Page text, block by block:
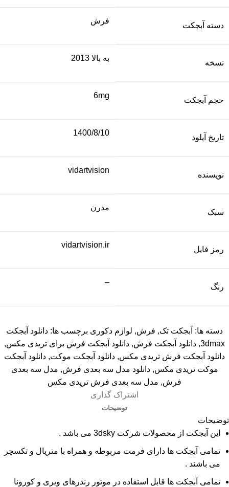
دسته آبجکت
فرش
نسخه
به بالا 2013
حجم آبجکت
6mg
تاریخ آپلود
1400/8/10
نویسنده
vidartvision
سبک
مدرن
رمز فایل
vidartvision.ir
رنگ
–
دسته ها: آبجکت تک, فرش, لوازم دکوری برچسب ها: دانلود آبجکت
3dmax
, دانلود آبجکت فرش, دانلود آبجکت فرش برای تریدی مکس,
دانلود آبجکت فرش تریدی مکس, دانلود آبجکت موکت, دانلود آبجکت
موکت تریدی مکس, دانلود مدل سه بعدی فرش, مدل سه بعدی
فرش, مدل سه بعدی فرش تریدی مکس
اشتراک گذاری
توضیحات
توضیحات
این آبجکت از محصولات شرکت 3dsky می باشد .
تمامی آبجکت ها دارای فرمت مربوطه و همراه با متریال و تکسچر
می باشند .
تمامی آبجکت ها قابل استفاده در موتور رندرهای ویری و کورونا